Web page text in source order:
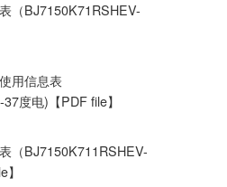
（BJ7150K71RSHEV-
用信息表
度电)【PDF file】
（BJ7150K711RSHEV-